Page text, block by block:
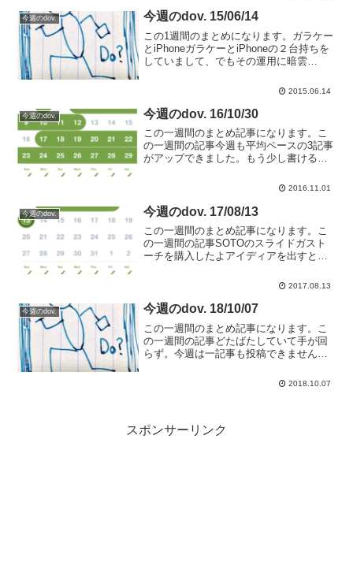
に入りまして。読書...
今週のdov. 今週のdov. 15/06/14
この1週間のまとめになります。ガラケー
とiPhoneガラケーとiPhoneの２台持ちを
していまして、でもその運用に暗雲
じがしてきたので一本化してもいいので
すが、まだなんとなく勢いが足りない感
じ。もう...
2015.06.14
今週のdov. 今週のdov. 16/10/30
この一週間のまとめ記事になります。こ
の一週間の記事今週も平均ペースの3記事
がアップできました。もう少し書けるか
余裕が少なくて、なかなか気持ちがつい
もてるようなスケジュー...
2016.11.01
今週のdov. 今週のdov. 17/08/13
この一週間のまとめ記事になります。こ
の一週間の記事SOTOのスライドガスト
ーチを購入したよアイディアを出すとき
く書いてみよう親指シフトをはじめて二
「なわばり」行動学”な...
2017.08.13
今週のdov. 今週のdov. 18/10/07
この一週間のまとめ記事になります。こ
の一週間の記事どたばたしていて手が回
らず。今週は一記事も投稿できませんで
め"最近、蔵書が増えてきたので整理を考
2018.10.07
スポンサーリンク